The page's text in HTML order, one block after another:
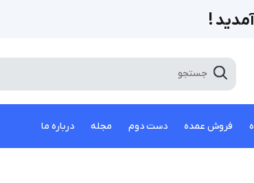
!
فروش عمده دست دوم مجله درباره ما